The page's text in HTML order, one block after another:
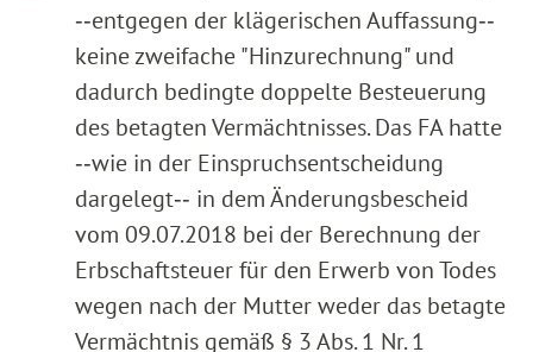
‑‑entgegen der klägerischen Auffassung‑‑
keine zweifache "Hinzurechnung" und
dadurch bedingte doppelte Besteuerung
des betagten Vermächtnisses. Das FA hatte
‑‑wie in der Einspruchsentscheidung
dargelegt‑‑ in dem Änderungsbescheid
vom 09.07.2018 bei der Berechnung der
Erbschaftsteuer für den Erwerb von Todes
wegen nach der Mutter weder das betagte
Vermächtnis gemäß § 3 Abs. 1 Nr. 1